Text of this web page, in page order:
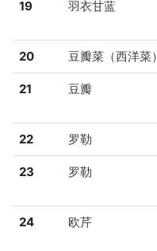
19 羽衣甘蓝
20 豆瓣菜（西洋菜）
21 豆瓣
22 罗勒
23 罗勒
24 欧芹